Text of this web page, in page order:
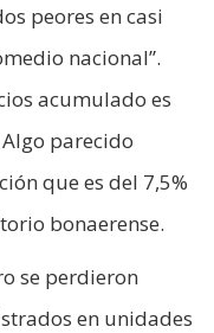
peores en casi
nacional”.
acumulado es
parecido
que es del 7,5%
bonaerense.
se perdieron
en unidades